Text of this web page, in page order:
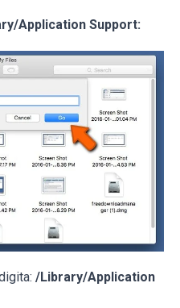
Application Support:
/Library/Application